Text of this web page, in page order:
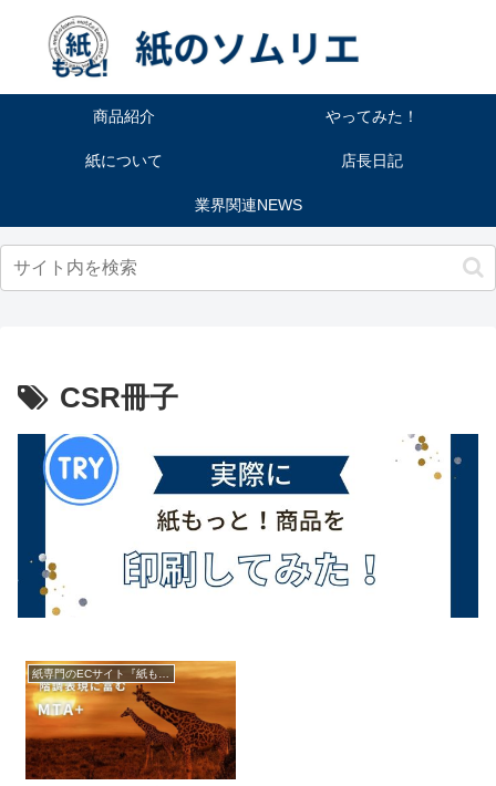
商品紹介 やってみた！
紙について 店長日記
業界関連NEWS
CSR冊子